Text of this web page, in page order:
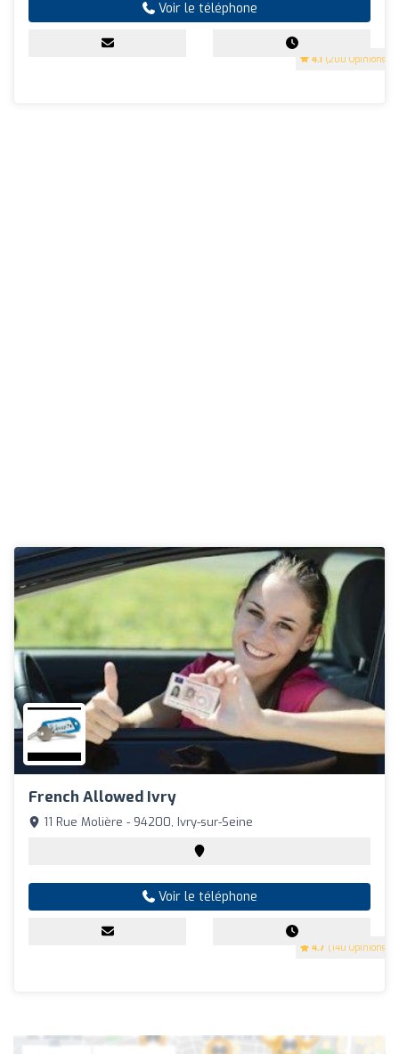
4.1 (200 Opinions)
Voir le téléphone
French Allowed Ivry
4.7 (140 Opinions)
11 Rue Molière - 94200, Ivry-sur-Seine
Voir le téléphone